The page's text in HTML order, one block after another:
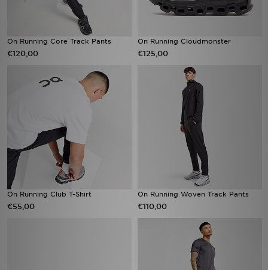
On Running Core Track Pants
€120,00
On Running Cloudmonster
€125,00
On Running Club T-Shirt
€55,00
On Running Woven Track Pants
€110,00